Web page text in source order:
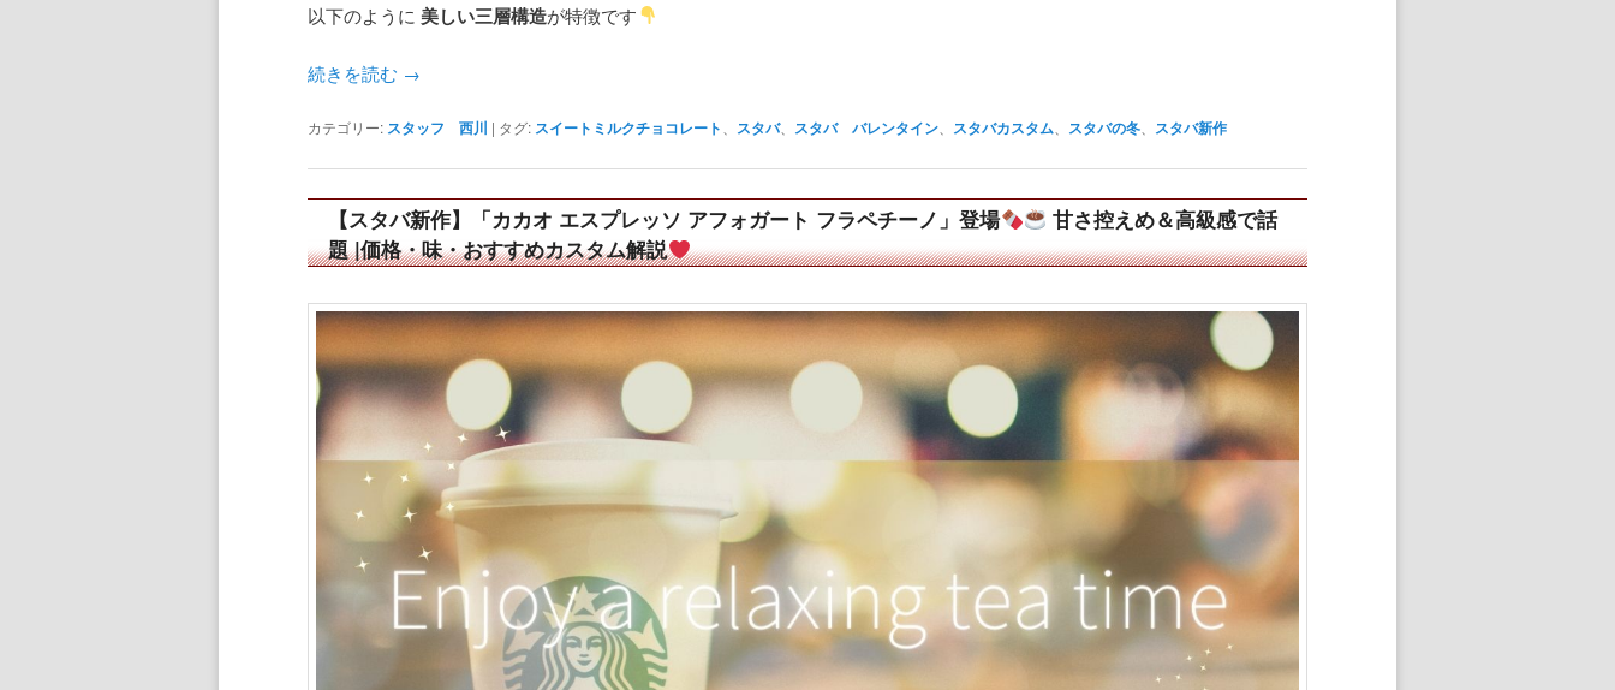
以下のように美しい三層構造が特徴です
続きを読む →
カテゴリー: スタッフ 西川 | タグ: スイートミルクチョコレート、 スタバ、 スタバ バレンタイン、 スタバカスタム、 スタバの冬、 スタバ新作
【スタバ新作】「カカオ エスプレッソ アフォガート フラペチーノ」登場
甘さ控えめ＆高級感で話
題 |価格・味・おすすめカスタム解説